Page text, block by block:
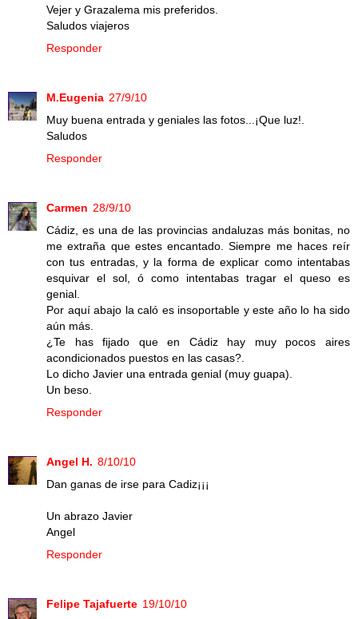
Vejer y Grazalema mis preferidos.
Saludos viajeros
Responder
M.Eugenia 27/9/10
Muy buena entrada y geniales las fotos...¡Que luz!.
Saludos
Responder
Carmen 28/9/10
Cádiz, es una de las provincias andaluzas más bonitas, no
me extraña que estes encantado. Siempre me haces reír
con tus entradas, y la forma de explicar como intentabas
esquivar el sol, ó como intentabas tragar el queso es
genial.
Por aquí abajo la caló es insoportable y este año lo ha sido
aún más.
¿Te has fijado que en Cádiz hay muy pocos aires
acondicionados puestos en las casas?.
Lo dicho Javier una entrada genial (muy guapa).
Un beso.
Responder
Angel H. 8/10/10
Dan ganas de irse para Cadiz¡¡¡
Un abrazo Javier
Angel
Responder
Felipe Tajafuerte 19/10/10